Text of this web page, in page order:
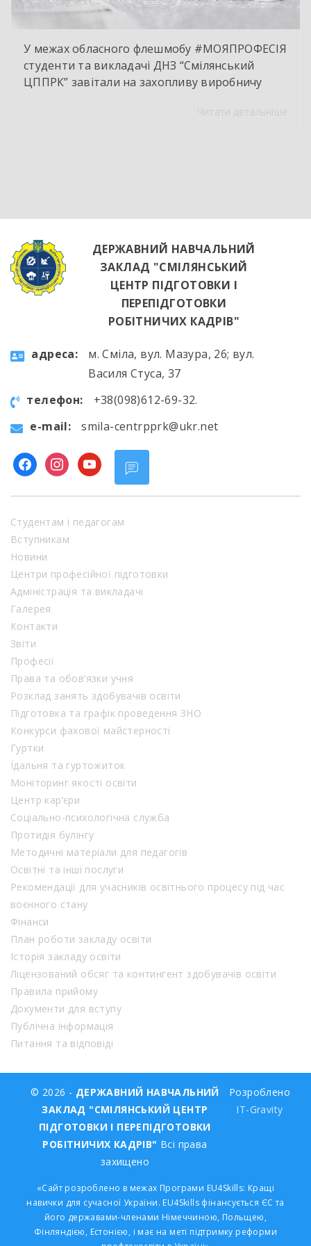
У межах обласного флешмобу #МОЯПРОФЕСІЯ
студенти та викладачі ДНЗ “Смілянський
ЦППРК” завітали на захопливу виробничу
НВК “Лідер”. Світлі кахлі, інноваційне
висококваліфікованих майбутніх фахівцях. […]
Читати детальніше
ДЕРЖАВНИЙ НАВЧАЛЬНИЙ
ЗАКЛАД "СМІЛЯНСЬКИЙ
ЦЕНТР ПІДГОТОВКИ І
ПЕРЕПІДГОТОВКИ
РОБІТНИЧИХ КАДРІВ"
aдресa:
м. Сміла, вул. Мазура, 26; вул.
Василя Стуса, 37
телефон:
+38(098)612-69-32.
e-mail:
smila-centrpprk@ukr.net
facebookinstagram
youtube
Студентам і педагогам
Вступникам
Новини
Центри професійної підготовки
Адміністрація та викладачі
Галерея
Контакти
Звіти
Професії
Права та обов’язки учня
Розклад занять здобувачів освіти
Підготовка та графік проведення ЗНО
Конкурси фахової майстерності
Гуртки
Їдальня та гуртожиток
Моніторинг якості освіти
Центр кар’єри
Соціально-психологічна служба
Протидія булінгу
Методичні матеріали для педагогів
Освітні та інші послуги
Рекомендації для учасників освітнього процесу під час
воєнного стану
Фінанси
План роботи закладу освіти
Історія закладу освіти
Ліцензований обсяг та контингент здобувачів освіти
Правила прийому
Документи для вступу
Публічна інформація
Питання та відповіді
© 2026 - ДЕРЖАВНИЙ НАВЧАЛЬНИЙ
ЗАКЛАД "СМІЛЯНСЬКИЙ ЦЕНТР
ПІДГОТОВКИ І ПЕРЕПІДГОТОВКИ
РОБІТНИЧИХ КАДРІВ" Всі права
захищено
Розроблено
IT-Gravity
«Сайт розроблено в межах Програми EU4Skills: Кращі
навички для сучасної України. EU4Skills фінансується ЄС та
його державами-членами Німеччиною, Польщею,
Фінляндією, Естонією, і має на меті підтримку реформи